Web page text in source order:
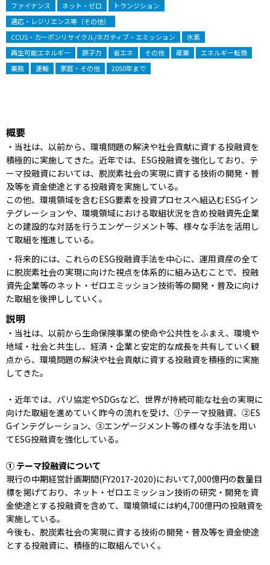
ファイナンス ネット・ゼロ
トランジション
適応・レジリエンス等（その他）
CCUS・カーボンリサイクル/ネガティブ・エミッション
水素
再生可能エネルギー
原子力 省エネ その他 産業
エネルギー転換
業務
運輸 家庭・その他 2050年まで
概要
・当社は、以前から、環境問題の解決や社会貢献に資する投融資を
積極的に実施してきた。近年では、ESG投融資を強化しており、テ
ーマ投融資においては、脱炭素社会の実現に資する技術の開発・普
及等を資金使途とする投融資を実施している。
この他、環境領域を含むESG要素を投資プロセスへ組込むESGイン
テグレーションや、環境領域における取組状況を含め投融資先企業
との建設的な対話を行うエンゲージメント等、様々な手法を活用し
て取組を推進している。
・将来的には、これらのESG投融資手法を中心に、運用資産の全て
に脱炭素社会の実現に向けた視点を体系的に組み込むことで、投融
資先企業等のネット・ゼロエミッション技術等の開発・普及に向け
た取組を後押ししていく。
説明
・当社は、以前から生命保険事業の使命や公共性をふまえ、環境や
地域・社会と共生し、経済・企業と安定的な成長を共有していく観
点から、環境問題の解決や社会貢献に資する投融資を積極的に実施
してきた。
・近年では、パリ協定やSDGsなど、世界が持続可能な社会の実現に
向けた取組を進めていく昨今の流れを受け、①テーマ投融資、②ES
Gインテグレーション、③エンゲージメント等の様々な手法を用い
てESG投融資を強化している。
① テーマ投融資について
現行の中期経営計画期間(FY2017-2020)において7,000億円の数量目
標を掲げており、ネット・ゼロエミッション技術の研究・開発を資
金使途とする投融資を含めて、環境領域には約4,700億円の投融資を
実施している。
今後も、脱炭素社会の実現に資する技術の開発・普及等を資金使途
とする投融資に、積極的に取組んでいく。